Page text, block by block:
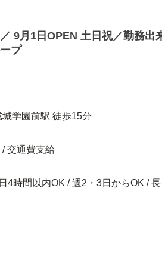
9月1日OPEN 土日祝／勤務出
プ
学園前駅 徒歩15分
交通費支給
4時間以内OK / 週2・3日からOK / 長